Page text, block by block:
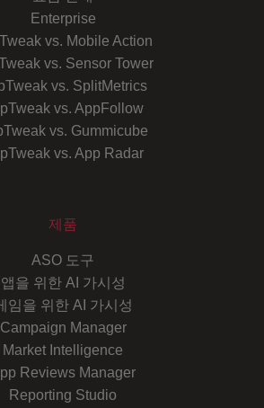
Enterprise
vs. Mobile Action
vs. Sensor Tower
vs. SplitMetrics
vs. AppFollow
vs. Gummicube
vs. App Radar
제품
ASO 도구
앱을 위한 AI 가시성
임을 위한 AI 가시성
Campaign Manager
Market Intelligence
Reviews Manager
Reporting Studio